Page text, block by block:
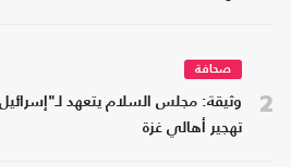
2
صحافة
وثيقة: مجلس السلام يتعهد
تهجير أهالي غزة